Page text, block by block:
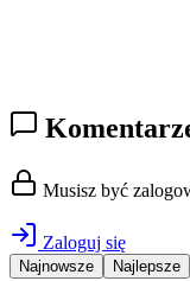
Musisz być
Zaloguj się
Najnowsze Najlepsze